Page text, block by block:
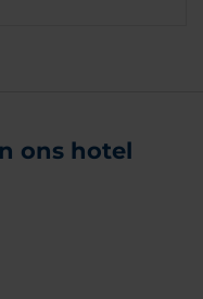
ons hotel